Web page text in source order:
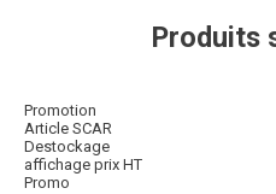
Produits
Promotion
Article SCAR
Destockage
affichage prix HT
Promo